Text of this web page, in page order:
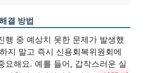
결 방법
행 중 예상치 못한 문제가 발생했
지 말고 즉시 신용회복위원회에
요해요. 예를 들어, 갑작스러운 실